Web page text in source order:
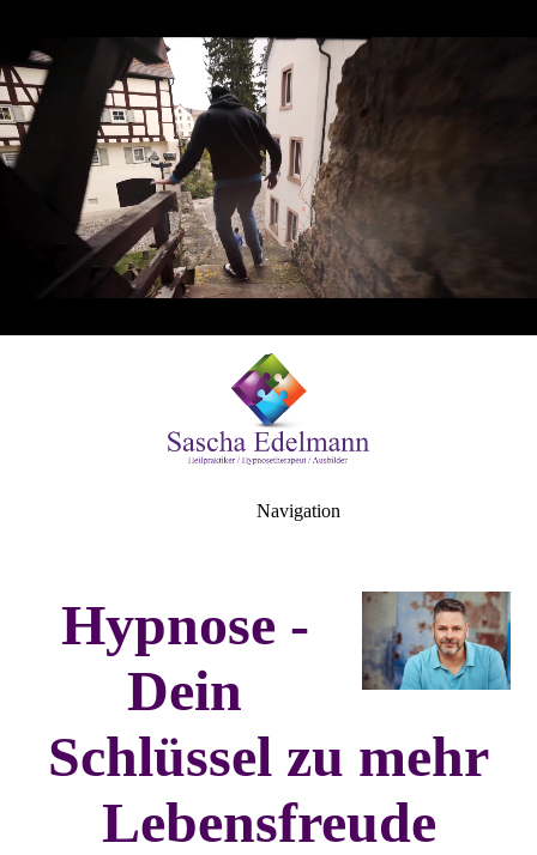
Navigation
Hypnose -
Dein
Schlüssel zu mehr
Lebensfreude